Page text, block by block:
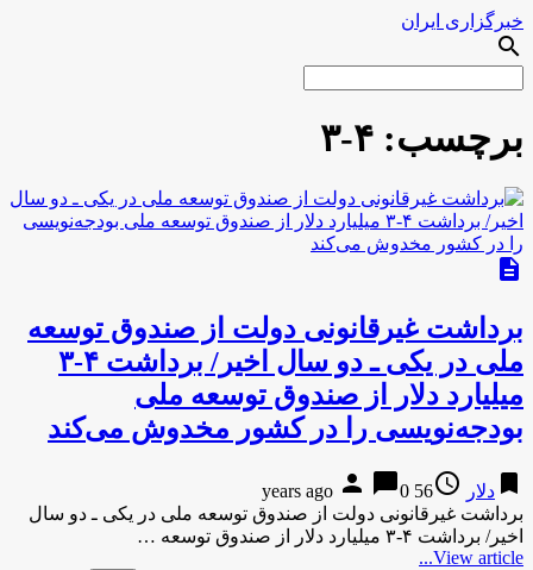
خبرگزاری ایران
search
برچسب: ۴-۳
description
برداشت غیرقانونی دولت از صندوق توسعه
ملی در یکی ـ دو سال اخیر/ برداشت ۴-۳
میلیارد دلار از صندوق توسعه ملی
بودجه‌نویسی را در کشور مخدوش می‌کند
bookmark دلار access_time
56 years ago
person chat_bubble0
برداشت غیرقانونی دولت از صندوق توسعه ملی در یکی ـ دو سال
اخیر/ برداشت ۴-۳ میلیارد دلار از صندوق توسعه …
View article...